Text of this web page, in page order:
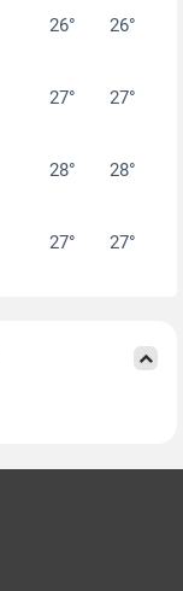
26° 26°
27° 27°
28° 28°
27° 27°